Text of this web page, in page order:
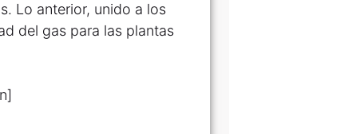
Lo anterior, unido a los
del gas para las plantas